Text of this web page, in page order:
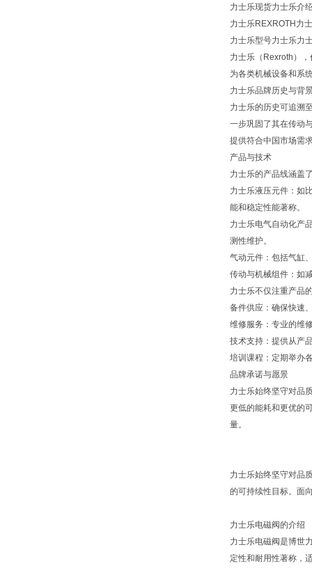
力士乐现货力士乐介
力士乐REXROTH力
力士乐型号力士乐力
力士乐（Rexroth）
为各类机械设备和系
力士乐品牌历史与背
力士乐的历史可追溯
一步巩固了其在传动
提供符合中国市场需
产品与技术
力士乐的产品线涵盖
力士乐液压元件：如
能和稳定性能著称。
力士乐电气自动化产
测性维护。
气动元件：包括气缸
传动与机械组件：如
力士乐不仅注重产品
备件供应：确保快速
维修服务：专业的维
技术支持：提供从产
培训课程：定期举办
品牌承诺与愿景
力士乐始终坚守对品
更低的能耗和更优的
量。
力士乐始终坚守对品
的可持续性目标。面
力士乐电磁阀的介绍
力士乐电磁阀是博世
定性和耐用性著称，